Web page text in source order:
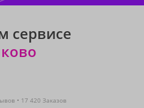
сервисе
17 420 Заказов